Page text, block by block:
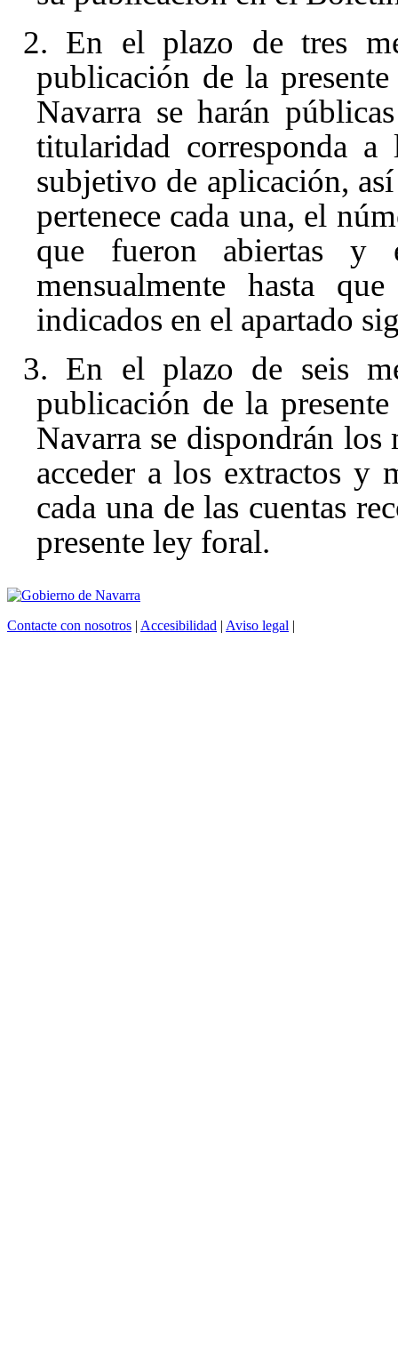
2. En el plazo de tres
publicación de la
Navarra se harán
titularidad corresponda
subjetivo de aplicación,
pertenece cada una, el
que fueron abiertas y
mensualmente hasta
indicados en el apartado
3. En el plazo de seis
publicación de la
Navarra se dispondrán los
acceder a los extractos y
cada una de las cuentas
presente ley foral.
Contacte con nosotros | Accesibilidad | Aviso legal |